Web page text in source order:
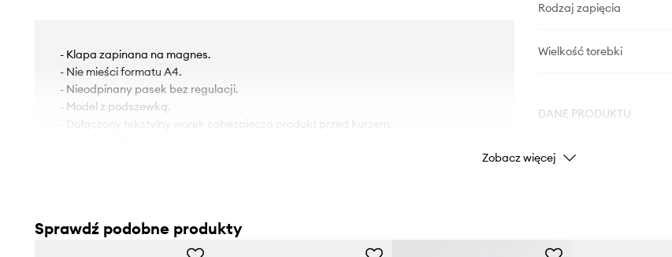
- Klapa zapinana na magnes.
- Nie mieści formatu A4.
- Nieodpinany pasek bez regulacji.
- Model z podszewką.
- Dołączony tekstylny worek zabezpiecza produkt przed kurzem.
Rodzaj zapięcia
Wielkość torebki
DANE PRODUKTU
Kod producenta
Kolor
Zobacz więcej
Sprawdź podobne produkty